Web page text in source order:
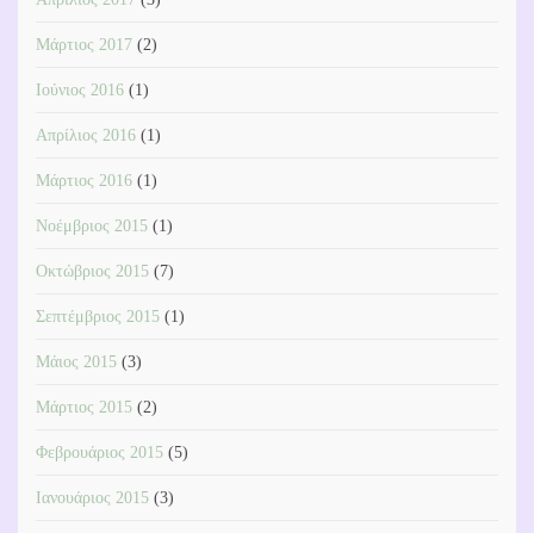
Μάρτιος 2017 (2)
Ιούνιος 2016 (1)
Απρίλιος 2016 (1)
Μάρτιος 2016 (1)
Νοέμβριος 2015 (1)
Οκτώβριος 2015 (7)
Σεπτέμβριος 2015 (1)
Μάιος 2015 (3)
Μάρτιος 2015 (2)
Φεβρουάριος 2015 (5)
Ιανουάριος 2015 (3)